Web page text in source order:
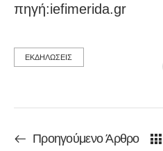
πηγή:iefimerida.gr
ΕΚΔΗΛΩΣΕΙΣ
Προηγούμενο Άρθρο